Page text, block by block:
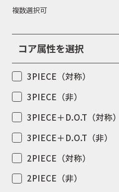
複数選択可
コア属性を選択
3PIECE（対称）
3PIECE（非）
3PIECE＋D.O.T（対称）
3PIECE＋D.O.T（非）
2PIECE（対称）
2PIECE（非）